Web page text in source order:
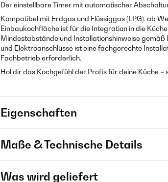
Der einstellbare Timer mit automatischer
Kompatibel mit Erdgas und Flüssiggas (LPG), ab
Einbaukochfläche ist für die Integration in die
Mindestabstände und Installationshinweise
und Elektroanschlüsse ist eine fachgerechte
Fachbetrieb erforderlich.
Hol dir das Kochgefühl der Profis für deine Küche
Eigenschaften
Maße & Technische Details
Was wird geliefert